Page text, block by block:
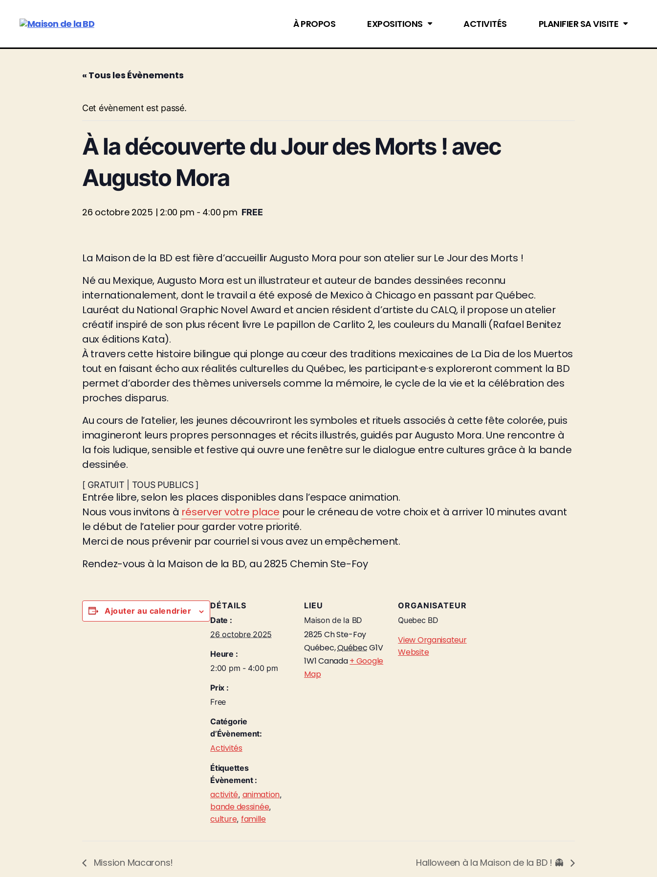
de
À PROPOS EXPOSITIONS ACTIVITÉS PLANIFIER SA VISITE
« Tous les Évènements
Cet évènement est passé.
À la découverte du Jour des Morts ! avec
Augusto Mora
26 octobre 2025 | 2:00 pm - 4:00 pm FREE
La Maison de la BD est fière d’accueillir Augusto Mora pour son atelier sur Le Jour des Morts !
Né au Mexique, Augusto Mora est un illustrateur et auteur de bandes dessinées reconnu
internationalement, dont le travail a été exposé de Mexico à Chicago en passant par Québec.
Lauréat du National Graphic Novel Award et ancien résident d’artiste du CALQ, il propose un atelier
créatif inspiré de son plus récent livre Le papillon de Carlito 2, les couleurs du Manalli (Rafael Benitez
aux éditions Kata).
À travers cette histoire bilingue qui plonge au cœur des traditions mexicaines de La Dia de los Muertos
tout en faisant écho aux réalités culturelles du Québec, les participant·e·s exploreront comment la BD
permet d’aborder des thèmes universels comme la mémoire, le cycle de la vie et la célébration des
proches disparus.
Au cours de l’atelier, les jeunes découvriront les symboles et rituels associés à cette fête colorée, puis
imagineront leurs propres personnages et récits illustrés, guidés par Augusto Mora. Une rencontre à
la fois ludique, sensible et festive qui ouvre une fenêtre sur le dialogue entre cultures grâce à la bande
dessinée.
[ GRATUIT | TOUS PUBLICS ]
Entrée libre, selon les places disponibles dans l’espace animation.
Nous vous invitons à réserver votre place pour le créneau de votre choix et à arriver 10 minutes avant
le début de l’atelier pour garder votre priorité.
Merci de nous prévenir par courriel si vous avez un empêchement.
Rendez-vous à la Maison de la BD, au 2825 Chemin Ste-Foy
Ajouter au calendrier
DÉTAILS
Date :
26 octobre 2025
Heure :
2:00 pm - 4:00 pm
Prix :
Free
Catégorie
d’Évènement:
Activités
Étiquettes
Évènement :
activité, animation,
bande dessinée,
culture, famille
LIEU
Maison de la BD
2825 Ch Ste-Foy
Québec,QuébecG1V
1W1Canada+ Google
Map
ORGANISATEUR
Quebec BD
View Organisateur
Website
Mission Macarons! Halloween à la Maison de la BD ! 👻